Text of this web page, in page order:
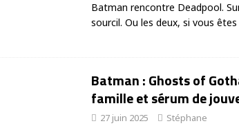
Batman rencontre Deadpool.
sourcil. Ou les deux, si vous êtes
Batman : Ghosts of
famille et sérum de
27 juin 2025 Stéphane